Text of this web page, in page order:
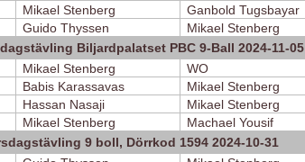
Mikael Stenberg Ganbold Tugsbayar
Guido Thyssen Mikael Stenberg
Biljardpalatset PBC 9-Ball 2024-11-05
Mikael Stenberg WO
Babis Karassavas Mikael Stenberg
Hassan Nasaji Mikael Stenberg
Mikael Stenberg Machael Yousif
9 boll, Dörrkod 1594 2024-10-31